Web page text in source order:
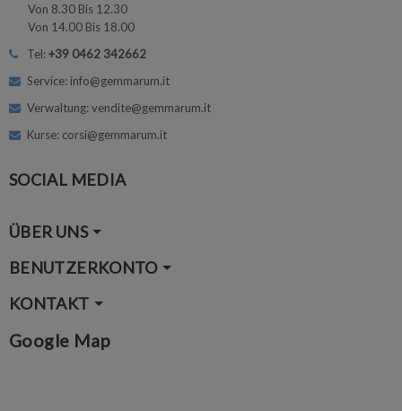
Von 8.30 Bis 12.30
Von 14.00 Bis 18.00
Tel:+39 0462 342662
Service: info@gemmarum.it
Verwaltung: vendite@gemmarum.it
Kurse: corsi@gemmarum.it
SOCIAL MEDIA
ÜBER UNS
BENUTZERKONTO
KONTAKT
Google Map